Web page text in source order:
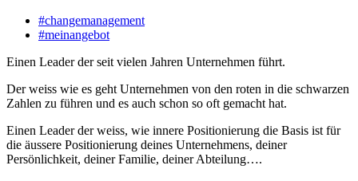
#changemanagement
#meinangebot
Einen Leader der seit vielen Jahren Unternehmen führt.
Der weiss wie es geht Unternehmen von den roten in die schwarzen
Zahlen zu führen und es auch schon so oft gemacht hat.
Einen Leader der weiss, wie innere Positionierung die Basis ist für
die äussere Positionierung deines Unternehmens, deiner
Persönlichkeit, deiner Familie, deiner Abteilung….